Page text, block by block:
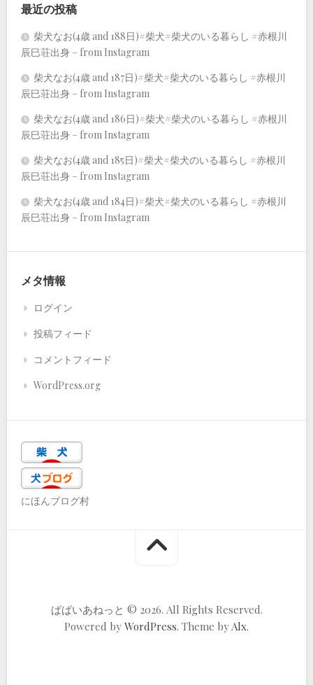
最近の投稿
柴犬なお(4歳 and 188日)#柴犬#柴犬のいる暮らし #赤根川
辰巳荘出身 – from Instagram
柴犬なお(4歳 and 187日)#柴犬#柴犬のいる暮らし #赤根川
辰巳荘出身 – from Instagram
柴犬なお(4歳 and 186日)#柴犬#柴犬のいる暮らし #赤根川
辰巳荘出身 – from Instagram
柴犬なお(4歳 and 185日)#柴犬#柴犬のいる暮らし #赤根川
辰巳荘出身 – from Instagram
柴犬なお(4歳 and 184日)#柴犬#柴犬のいる暮らし #赤根川
辰巳荘出身 – from Instagram
メタ情報
ログイン
投稿フィード
コメントフィード
WordPress.org
にほんブログ村
ぱぱいあねっと © 2026. All Rights Reserved.
Powered by WordPress. Theme by Alx.